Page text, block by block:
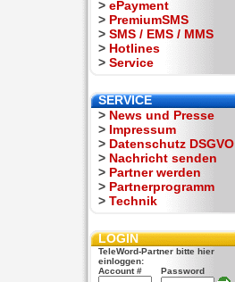
> ePayment
> PremiumSMS
> SMS / EMS / MMS
> Hotlines
> Service
SERVICE
> News und Presse
> Impressum
> Datenschutz DSGVO
> Nachricht senden
> Partner werden
> Partnerprogramm
> Technik
LOGIN
TeleWord-Partner bitte hier
einloggen:
Account #
Password